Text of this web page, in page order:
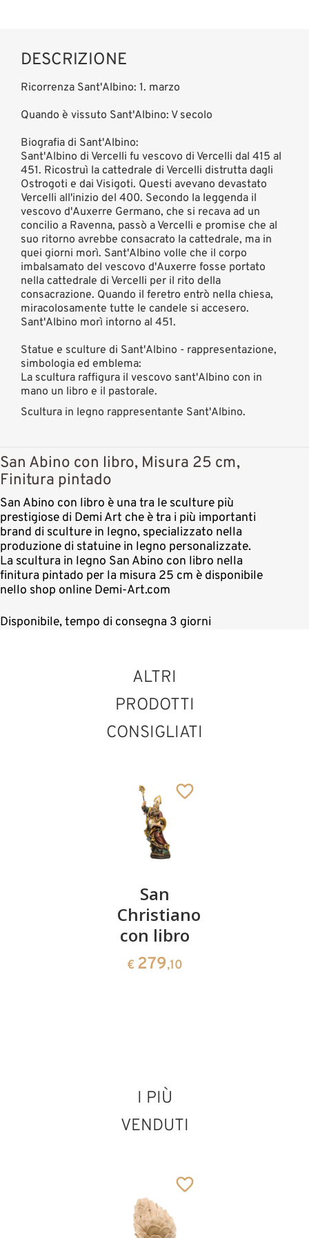
San Abino con
DESCRIZIONE
Ricorrenza Sant'Albino: 1. marzo
Quando è vissuto Sant'Albino: V secolo
Biografia di Sant'Albino:
Sant'Albino di Vercelli fu vescovo di Vercelli dal 415 al
451. Ricostruì la cattedrale di Vercelli distrutta dagli
Ostrogoti e dai Visigoti. Questi avevano devastato
Vercelli all'inizio del 400. Secondo la leggenda il
vescovo d'Auxerre Germano, che si recava ad un
concilio a Ravenna, passò a Vercelli e promise che al
suo ritorno avrebbe consacrato la cattedrale, ma in
quei giorni morì. Sant'Albino volle che il corpo
imbalsamato del vescovo d'Auxerre fosse portato
nella cattedrale di Vercelli per il rito della
consacrazione. Quando il feretro entrò nella chiesa,
miracolosamente tutte le candele si accesero.
Sant'Albino morì intorno al 451.
Statue e sculture di Sant'Albino - rappresentazione,
simbologia ed emblema:
La scultura raffigura il vescovo sant'Albino con in
mano un libro e il pastorale.
Scultura in legno rappresentante Sant'Albino.
San Abino con libro, Misura 25 cm,
Finitura pintado
San Abino con libro è una tra le sculture più
prestigiose di Demi Art che è tra i più importanti
brand di sculture in legno, specializzato nella
produzione di statuine in legno personalizzate.
La scultura in legno San Abino con libro nella
finitura pintado per la misura 25 cm è disponibile
nello shop online Demi-Art.com
Disponibile, tempo di consegna 3 giorni
ALTRI
PRODOTTI
CONSIGLIATI
San
Christiano
con libro
€ 279,10
I PIÙ
VENDUTI